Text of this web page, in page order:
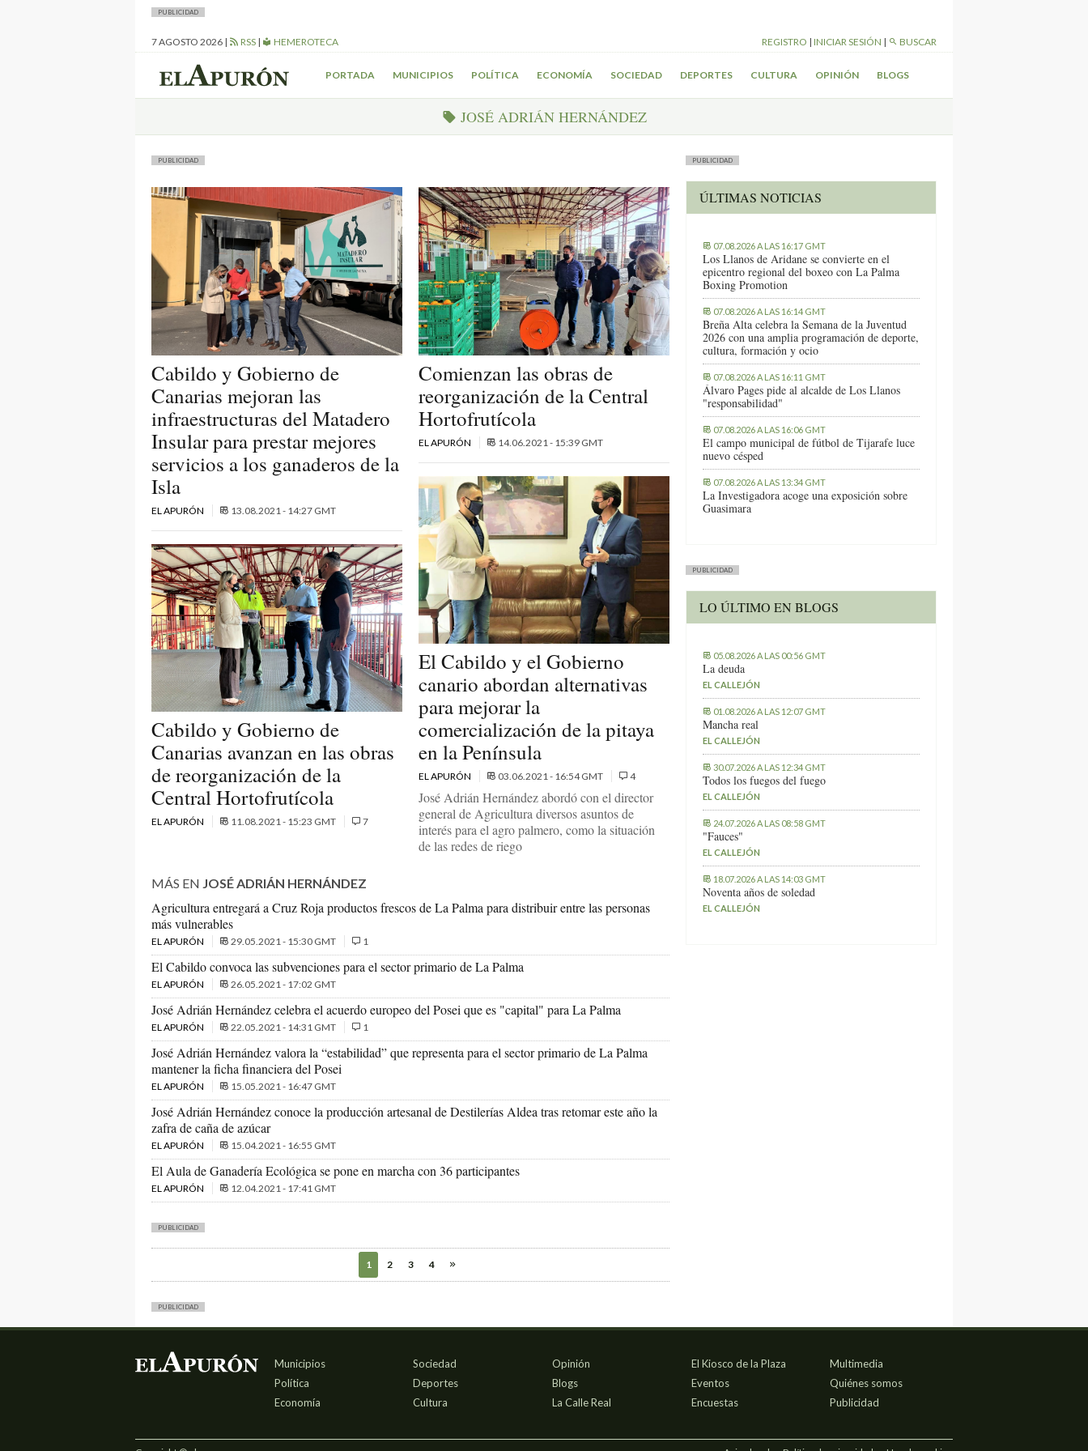
PUBLICIDAD
7 AGOSTO 2026 | RSS | HEMEROTECA REGISTRO | INICIAR SESIÓN | BUSCAR
PORTADA MUNICIPIOS POLÍTICA ECONOMÍA SOCIEDAD DEPORTES CULTURA OPINIÓN BLOGS
JOSÉ ADRIÁN HERNÁNDEZ
PUBLICIDAD
Cabildo y Gobierno de
Canarias mejoran las
infraestructuras del Matadero
Insular para prestar mejores
servicios a los ganaderos de la
Isla
EL APURÓN 13.08.2021 - 14:27 GMT
Cabildo y Gobierno de
Canarias avanzan en las obras
de reorganización de la
Central Hortofrutícola
EL APURÓN 11.08.2021 - 15:23 GMT 7
Comienzan las obras de
reorganización de la Central
Hortofrutícola
EL APURÓN 14.06.2021 - 15:39 GMT
El Cabildo y el Gobierno
canario abordan alternativas
para mejorar la
comercialización de la pitaya
en la Península
EL APURÓN 03.06.2021 - 16:54 GMT 4
José Adrián Hernández abordó con el director
general de Agricultura diversos asuntos de
interés para el agro palmero, como la situación
de las redes de riego
MÁS EN JOSÉ ADRIÁN HERNÁNDEZ
Agricultura entregará a Cruz Roja productos frescos de La Palma para distribuir entre las personas
más vulnerables
EL APURÓN 29.05.2021 - 15:30 GMT 1
El Cabildo convoca las subvenciones para el sector primario de La Palma
EL APURÓN 26.05.2021 - 17:02 GMT
José Adrián Hernández celebra el acuerdo europeo del Posei que es "capital" para La Palma
EL APURÓN 22.05.2021 - 14:31 GMT 1
José Adrián Hernández valora la “estabilidad” que representa para el sector primario de La Palma
mantener la ficha financiera del Posei
EL APURÓN 15.05.2021 - 16:47 GMT
José Adrián Hernández conoce la producción artesanal de Destilerías Aldea tras retomar este año la
zafra de caña de azúcar
EL APURÓN 15.04.2021 - 16:55 GMT
El Aula de Ganadería Ecológica se pone en marcha con 36 participantes
EL APURÓN 12.04.2021 - 17:41 GMT
PUBLICIDAD
1 2 3 4
PUBLICIDAD
ÚLTIMAS NOTICIAS
07.08.2026 A LAS 16:17 GMT
Los Llanos de Aridane se convierte en el
epicentro regional del boxeo con La Palma
Boxing Promotion
07.08.2026 A LAS 16:14 GMT
Breña Alta celebra la Semana de la Juventud
2026 con una amplia programación de deporte,
cultura, formación y ocio
07.08.2026 A LAS 16:11 GMT
Álvaro Pages pide al alcalde de Los Llanos
"responsabilidad"
07.08.2026 A LAS 16:06 GMT
El campo municipal de fútbol de Tijarafe luce
nuevo césped
07.08.2026 A LAS 13:34 GMT
La Investigadora acoge una exposición sobre
Guasimara
PUBLICIDAD
LO ÚLTIMO EN BLOGS
05.08.2026 A LAS 00:56 GMT
La deuda
EL CALLEJÓN
01.08.2026 A LAS 12:07 GMT
Mancha real
EL CALLEJÓN
30.07.2026 A LAS 12:34 GMT
Todos los fuegos del fuego
EL CALLEJÓN
24.07.2026 A LAS 08:58 GMT
"Fauces"
EL CALLEJÓN
18.07.2026 A LAS 14:03 GMT
Noventa años de soledad
EL CALLEJÓN
PUBLICIDAD
Municipios
Política
Economía
Sociedad
Deportes
Cultura
Opinión
Blogs
La Calle Real
El Kiosco de la Plaza
Eventos
Encuestas
Multimedia
Quiénes somos
Publicidad